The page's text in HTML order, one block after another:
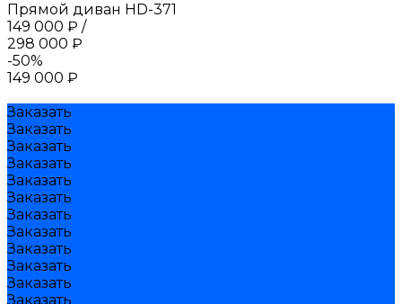
Прямой диван HD-371
149 000 ₽ /
298 000 ₽
-50%
149 000 ₽
Заказать
Заказать
Заказать
Заказать
Заказать
Заказать
Заказать
Заказать
Заказать
Заказать
Заказать
Заказать